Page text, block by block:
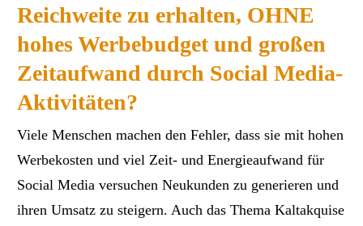
Reichweite zu erhalten, OHNE
hohes Werbebudget und großen
Zeitaufwand durch Social Media-
Aktivitäten?
Viele Menschen machen den Fehler, dass sie mit hohen
Werbekosten und viel Zeit- und Energieaufwand für
Social Media versuchen Neukunden zu generieren und
ihren Umsatz zu steigern. Auch das Thema Kaltakquise